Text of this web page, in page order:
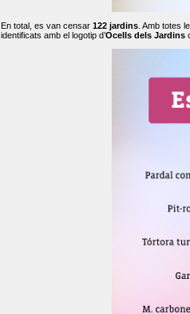
En total, es van censar 122 jardins . Amb totes
identificats amb el logotip d’Ocells dels Jardins